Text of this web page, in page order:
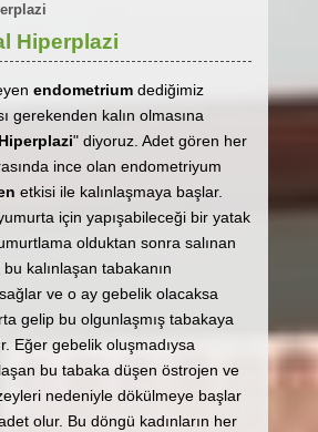
Hiperplazi
endometriumdediğimiz
gerekenden kalın olmasına
" diyoruz. Adet gören her
ince olan endometriyum
etkisi ile kalınlaşmaya başlar.
için yapışabileceği bir yatak
olduktan sonra salınan
bu kalınlaşan tabakanın
ve o ay gebelik olacaksa
gelip bu olgunlaşmış tabakaya
Eğer gebelik oluşmadıysa
bu tabaka düşen östrojen ve
nedeniyle dökülmeye başlar
olur. Bu döngü kadınların her